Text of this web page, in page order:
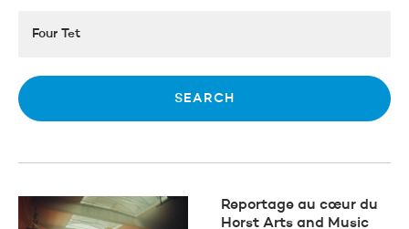
Reportage au cœur du
Horst Arts and Music